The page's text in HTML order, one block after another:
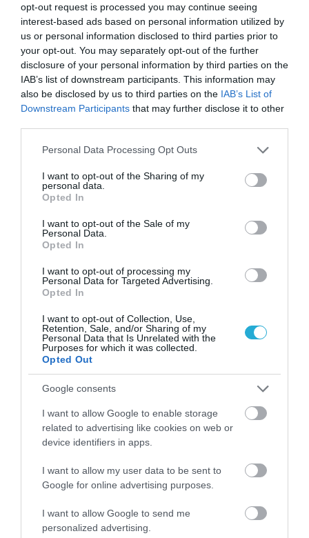
opt-out request is processed you may continue seeing
interest-based ads based on personal information utilized by
us or personal information disclosed to third parties prior to
your opt-out. You may separately opt-out of the further
disclosure of your personal information by third parties on the
IAB’s list of downstream participants. This information may
also be disclosed by us to third parties on the IAB’s List of
Downstream Participants that may further disclose it to other
Please note that this website/app uses one or more Google
not limited to your visit or usage behaviour. You may click to
grant or deny consent to Google and its third-party tags to
use your data for below specified purposes in below Google
consent section.
Personal Data Processing Opt Outs
I want to opt-out of the Sharing of my
personal data.
Opted In
I want to opt-out of the Sale of my
Personal Data.
Opted In
I want to opt-out of processing my
Personal Data for Targeted Advertising.
Opted In
I want to opt-out of Collection, Use,
Retention, Sale, and/or Sharing of my
Personal Data that Is Unrelated with the
Purposes for which it was collected.
Opted Out
Google consents
I want to allow Google to enable storage
related to advertising like cookies on web or
device identifiers in apps.
I want to allow my user data to be sent to
Google for online advertising purposes.
I want to allow Google to send me
personalized advertising.
διάστημα ενός έτους (Οκτώβριος 2020 –
Οκτώβριος 2021).
Το 67% των αναρτήσεων περιείχε εικόνα, το
28% συνδέσμους (links) και μόλις το 5%
βίντεο. Ωστόσο, στις αναρτήσεις των e –
επίσης και οι περισσότερες
προχώρησαν σε σχόλιο, αντέδρασαν ή ακόμη
και προχώρησαν σε κοινοποίηση του βίντεο.
Η κάθε ανάρτηση που ανεβαίνει από τα
καταστήματα στο Facebook έχει κατά μέσο
όρο 44 αλληλεπιδράσεις. Ωστόσο, στην
περίπτωση του βίντεο καταγράφηκαν κατά
μέσο όρο 66 αλληλεπιδράσεις, μέγεθος που
δείχνει μεγαλύτερη εμπλοκή – αφοσίωση
κατά 51% σε σχέση με τον συνολικό μέσο όρο
περίπτωση του βίντεο οι χρήστες Ιnternet
φορές σε σύγκριση με την κοινοποίηση